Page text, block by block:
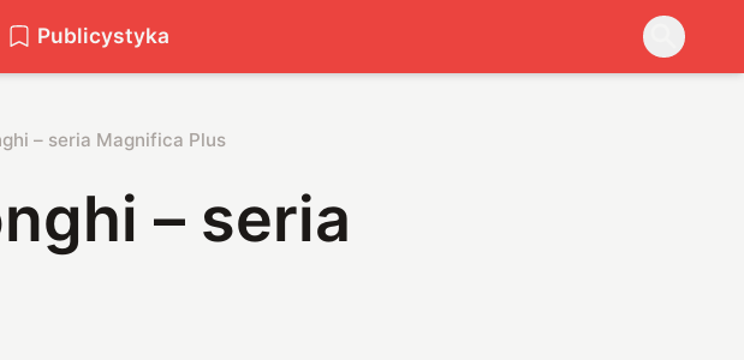
Publicystyka
– seria Magnifica Plus
– seria